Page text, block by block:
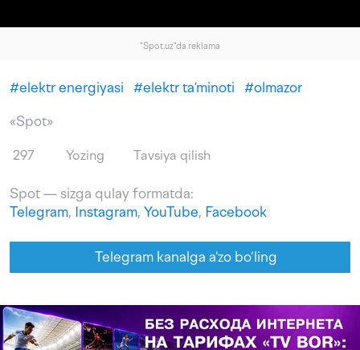
"Spot.uz"da reklama
#elektr energiyasi #elektr ta’minoti #olmazor
«Spot»
297 Yozing Tavsiya qilish
Spot — sizga qulay formatda:
Telegram, Instagram, YouTube, Facebook
Telegram kanalga a'zo bo‘ling